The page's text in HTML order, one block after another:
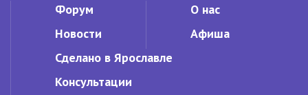
Форум
Новости
О нас
Афиша
Сделано в Ярославле
Консультации